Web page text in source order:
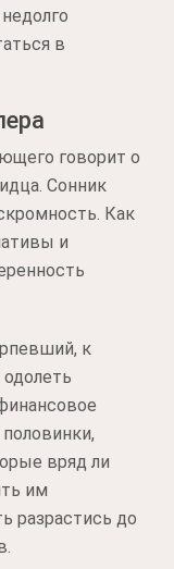
в
говорит о
Сонник
Как
и
к
вряд ли
им
разрастись до